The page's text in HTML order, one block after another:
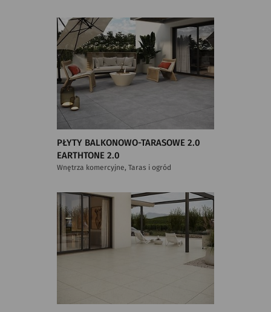
PŁYTY BALKONOWO-TARASOWE 2.0
EARTHTONE 2.0
Wnętrza komercyjne, Taras i ogród